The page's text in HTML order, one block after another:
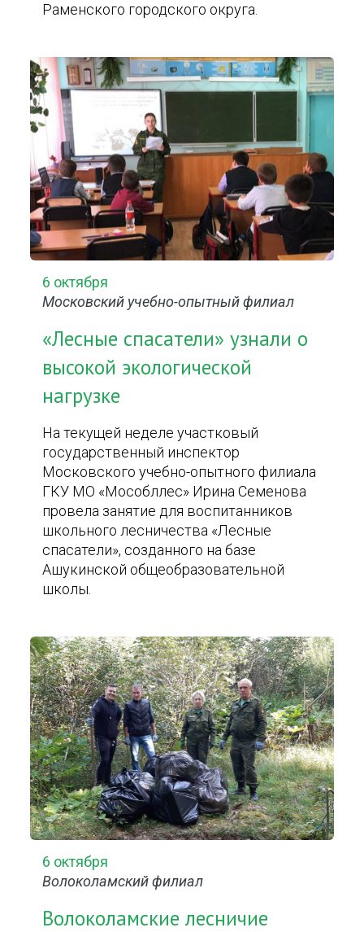
Раменского городского округа.
6 октября
Московский учебно-опытный филиал
«Лесные спасатели» узнали о
высокой экологической
нагрузке
На текущей неделе участковый
государственный инспектор
Московского учебно-опытного филиала
ГКУ МО «Мособллес» Ирина Семенова
провела занятие для воспитанников
школьного лесничества «Лесные
спасатели», созданного на базе
Ашукинской общеобразовательной
школы.
6 октября
Волоколамский филиал
Волоколамские лесничие